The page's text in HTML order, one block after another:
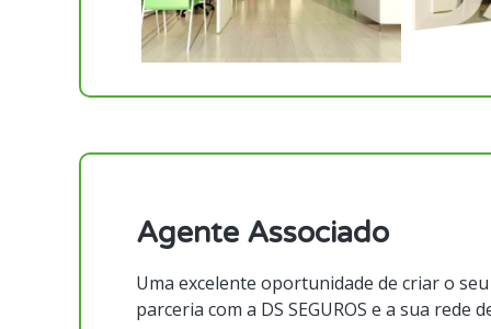
Agente Associado
Uma excelente oportunidade de criar o
parceria com a DS SEGUROS e a sua rede